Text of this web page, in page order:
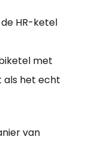
HR-ketel
met
als het echt
van